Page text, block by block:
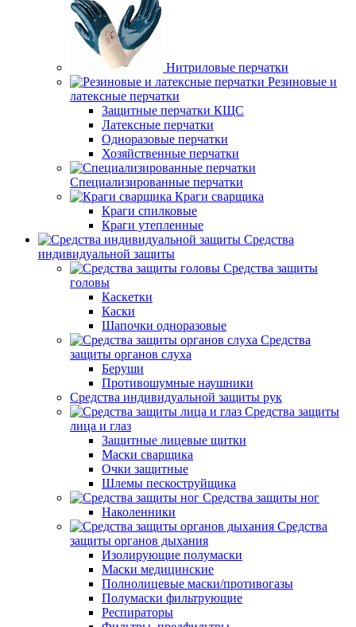
Нитриловые перчатки
Резиновые и
латексные перчатки
Защитные перчатки КЩС
Латексные перчатки
Одноразовые перчатки
Хозяйственные перчатки
Специализированные перчатки
Краги сварщика
Краги спилковые
Краги утепленные
Средства
индивидуальной защиты
Средства защиты
головы
Каскетки
Каски
Шапочки одноразовые
Средства
защиты органов слуха
Беруши
Противошумные наушники
Средства индивидуальной защиты рук
Средства защиты
лица и глаз
Защитные лицевые щитки
Маски сварщика
Очки защитные
Шлемы пескоструйщика
Средства защиты ног
Наколенники
Средства
защиты органов дыхания
Изолирующие полумаски
Маски медицинские
Полнолицевые маски/противогазы
Полумаски фильтрующие
Респираторы